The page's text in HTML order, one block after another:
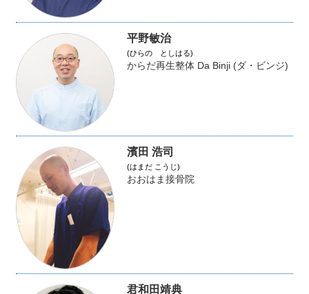
平野敏治
(ひらの としはる)
からだ再生整体 Da Binji (ダ・ビンジ)
濱田 浩司
(はまだ こうじ)
おおはま接骨院
君和田靖典